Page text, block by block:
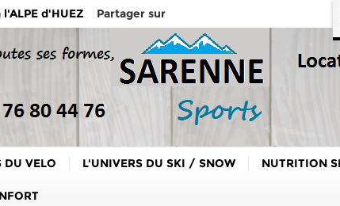
d'HUEZ Partager sur
DU VELO L'UNIVERS DU SKI / SNOW NUTRITION